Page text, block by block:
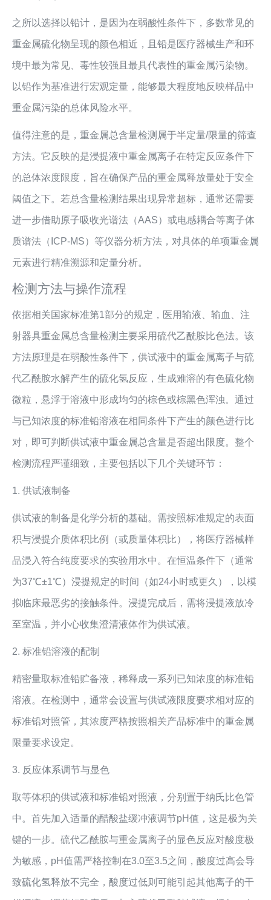
之所以选择以铅计，是因为在弱酸性条件下，多数常见的
重金属硫化物呈现的颜色相近，且铅是医疗器械生产和环
境中最为常见、毒性较强且最具代表性的重金属污染物。
以铅作为基准进行宏观定量，能够最大程度地反映样品中
重金属污染的总体风险水平。
值得注意的是，重金属总含量检测属于半定量/限量的筛查
方法。它反映的是浸提液中重金属离子在特定反应条件下
的总体浓度限度，旨在确保产品的重金属释放量处于安全
阈值之下。若总含量检测结果出现异常超标，通常还需要
进一步借助原子吸收光谱法（AAS）或电感耦合等离子体
质谱法（ICP-MS）等仪器分析方法，对具体的单项重金属
元素进行精准溯源和定量分析。
检测方法与操作流程
依据相关国家标准第1部分的规定，医用输液、输血、注
射器具重金属总含量检测主要采用硫代乙酰胺比色法。该
方法原理是在弱酸性条件下，供试液中的重金属离子与硫
代乙酰胺水解产生的硫化氢反应，生成难溶的有色硫化物
微粒，悬浮于溶液中形成均匀的棕色或棕黑色浑浊。通过
与已知浓度的标准铅溶液在相同条件下产生的颜色进行比
对，即可判断供试液中重金属总含量是否超出限度。整个
检测流程严谨细致，主要包括以下几个关键环节：
1. 供试液制备
供试液的制备是化学分析的基础。需按照标准规定的表面
积与浸提介质体积比例（或质量体积比），将医疗器械样
品浸入符合纯度要求的实验用水中。在恒温条件下（通常
为37℃±1℃）浸提规定的时间（如24小时或更久），以模
拟临床最恶劣的接触条件。浸提完成后，需将浸提液放冷
至室温，并小心收集澄清液体作为供试液。
2. 标准铅溶液的配制
精密量取标准铅贮备液，稀释成一系列已知浓度的标准铅
溶液。在检测中，通常会设置与供试液限度要求相对应的
标准铅对照管，其浓度严格按照相关产品标准中的重金属
限量要求设定。
3. 反应体系调节与显色
取等体积的供试液和标准铅对照液，分别置于纳氏比色管
中。首先加入适量的醋酸盐缓冲液调节pH值，这是极为关
键的一步。硫代乙酰胺与重金属离子的显色反应对酸度极
为敏感，pH值需严格控制在3.0至3.5之间，酸度过高会导
致硫化氢释放不完全，酸度过低则可能引起其他离子的干